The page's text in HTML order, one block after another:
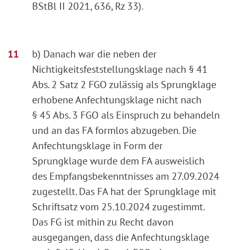
BStBl II 2021, 636, Rz 33).
b) Danach war die neben der
Nichtigkeitsfeststellungsklage nach § 41
Abs. 2 Satz 2 FGO zulässig als Sprungklage
erhobene Anfechtungsklage nicht nach
§ 45 Abs. 3 FGO als Einspruch zu behandeln
und an das FA formlos abzugeben. Die
Anfechtungsklage in Form der
Sprungklage wurde dem FA ausweislich
des Empfangsbekenntnisses am 27.09.2024
zugestellt. Das FA hat der Sprungklage mit
Schriftsatz vom 25.10.2024 zugestimmt.
Das FG ist mithin zu Recht davon
ausgegangen, dass die Anfechtungsklage